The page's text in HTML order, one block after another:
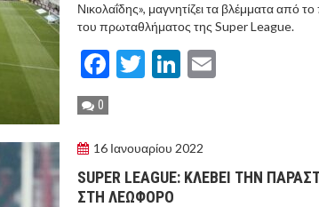
Νικολαΐδης», μαγνητίζει τα βλέμματα από
του πρωταθλήματος της Super League.
Facebook
TwitterLinkedIn
0
16 Ιανουαρίου 2022
SUPER LEAGUE: ΚΛΕΒΕΙ ΤΗΝ
ΣΤΗ ΛΕΩΦΟΡΟ